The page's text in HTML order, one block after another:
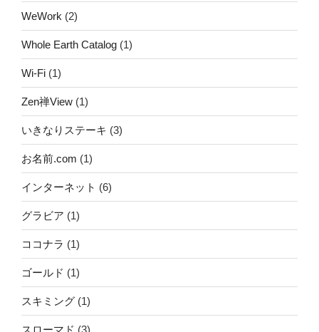
WeWork (2)
Whole Earth Catalog (1)
Wi-Fi (1)
Zen禅View (1)
いきなりステーキ (3)
お名前.com (1)
インターネット (6)
グラビア (1)
ココナラ (1)
ゴールド (1)
スキミング (1)
スローマド (3)